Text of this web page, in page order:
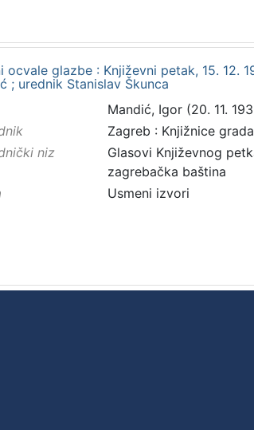
ocvale glazbe : Književni petak, 15. 12.
; urednik Stanislav Škunca
Mandić, Igor (20. 11.
Zagreb : Knjižnice
niz
Glasovi Književnog
zagrebačka baština
Usmeni izvori